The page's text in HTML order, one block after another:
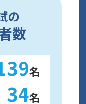
の
数
名
34名